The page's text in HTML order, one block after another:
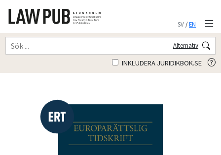
SV/EN
Alternativ
INKLUDERA JURIDIKBOK.SE